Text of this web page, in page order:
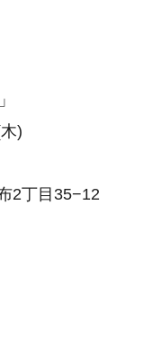
)
2丁目35−12